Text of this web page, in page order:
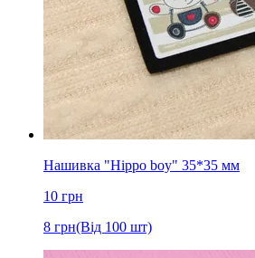
Нашивка "Hippo boy" 35*35 мм
10 грн
8 грн(Від 100 шт)